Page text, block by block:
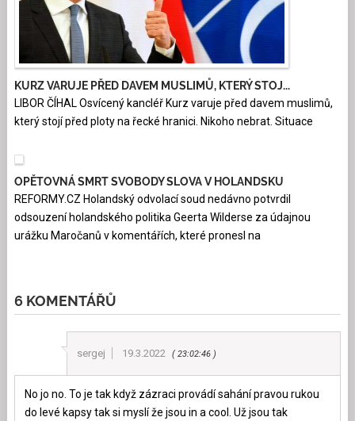
KURZ VARUJE PŘED DAVEM MUSLIMŮ, KTERÝ STOJ...
LIBOR ČÍHAL Osvícený kancléř Kurz varuje před davem muslimů,
který stojí před ploty na řecké hranici. Nikoho nebrat. Situace
OPĚTOVNÁ SMRT SVOBODY SLOVA V HOLANDSKU
REFORMY.CZ Holandský odvolací soud nedávno potvrdil
odsouzení holandského politika Geerta Wilderse za údajnou
urážku Maročanů v komentářích, které pronesl na
6 KOMENTÁŘŮ
sergej 19.3.2022 23:02:46
No jo no. To je tak když zázraci provádí sahání pravou rukou
do levé kapsy tak si myslí že jsou in a cool. Už jsou tak